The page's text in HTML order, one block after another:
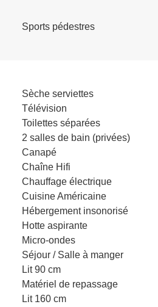
Sports pédestres
Sèche serviettes
Télévision
Toilettes séparées
2 salles de bain (privées)
Canapé
Chaîne Hifi
Chauffage électrique
Cuisine Américaine
Hébergement insonorisé
Hotte aspirante
Micro-ondes
Séjour / Salle à manger
Lit 90 cm
Matériel de repassage
Lit 160 cm